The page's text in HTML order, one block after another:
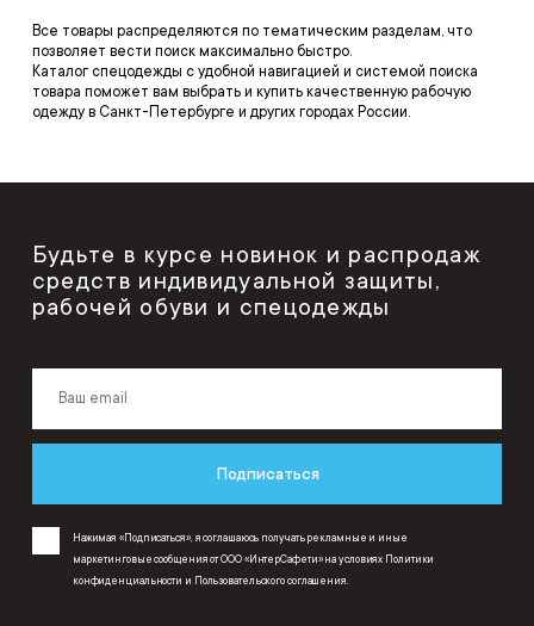
Все товары распределяются по тематическим разделам, что
позволяет вести поиск максимально быстро.
Каталог спецодежды с удобной навигацией и системой поиска
товара поможет вам выбрать и купить качественную рабочую
одежду в Санкт-Петербурге и других городах России.
Будьте в курсе новинок и распродаж
средств индивидуальной защиты,
рабочей обуви и спецодежды
Подписаться
Нажимая «Подписаться», я соглашаюсь получать рекламные и иные
маркетинговые сообщения от ООО «ИнтерСафети» на условиях Политики
конфиденциальности и Пользовательского соглашения